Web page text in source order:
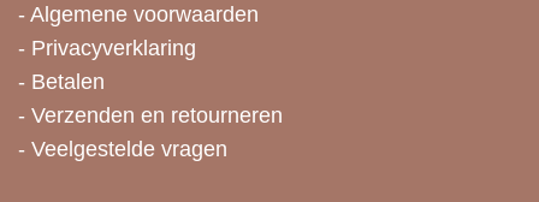
- Algemene voorwaarden
- Privacyverklaring
- Betalen
- Verzenden en retourneren
- Veelgestelde vragen